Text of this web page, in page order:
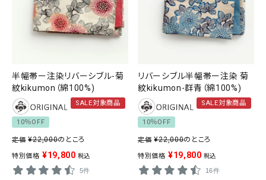
半幅帯ー注染リバーシブル-菊
紋kikumon（綿100%)
SALE対象商品
10％OFF
定価 ¥22,000のところ
特別価格 ¥19,800 税込
5件
リバーシブル半幅帯ー注染 菊
紋kikumon-群青（綿100%)
SALE対象商品
10％OFF
定価 ¥22,000のところ
特別価格 ¥19,800 税込
16件